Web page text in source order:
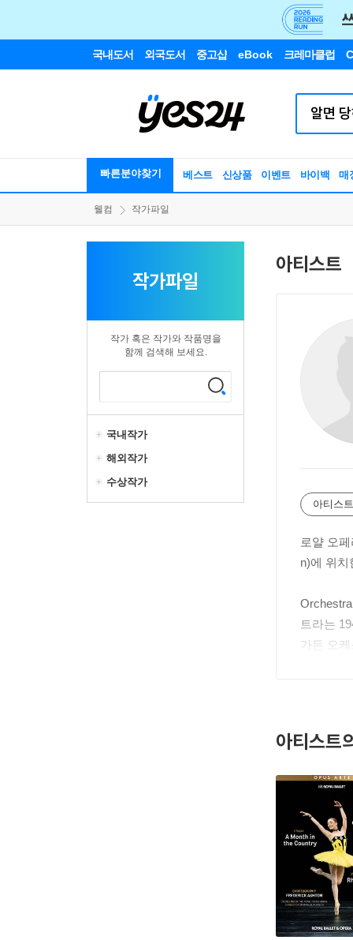
국내도서 외국도서 중고샵 eBook 크레마클럽
빠른분야찾기 베스트 신상품 이벤트 바이백 매
웰컴 작가파일
작가파일
작가 혹은 작가와 작품명을
함께 검색해 보세요.
국내작가
해외작가
수상작가
아티스트
아티스
로얄 오
n)에 위치
트라는
가든 오
아티스트